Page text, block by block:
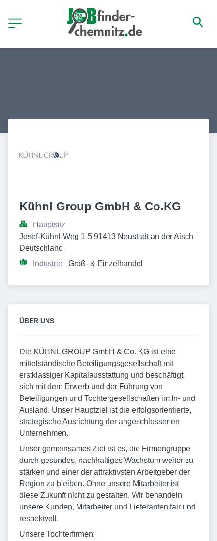
Kühnl Group GmbH & Co.KG
Hauptsitz
Josef-Kühnl-Weg 1-5 91413 Neustadt an der Aisch
Deutschland
Industrie
Groß- & Einzelhandel
ÜBER UNS
Die KÜHNL GROUP GmbH & Co. KG ist eine
mittelständische Beteiligungsgesellschaft mit
erstklassiger Kapitalausstattung und beschäftigt
sich mit dem Erwerb und der Führung von
Beteiligungen und Tochtergesellschaften im In- und
Ausland. Unser Hauptziel ist die erfolgsorientierte,
strategische Ausrichtung der angeschlossenen
Unternehmen.
Unser gemeinsames Ziel ist es, die Firmengruppe
durch gesundes, nachhaltiges Wachstum weiter zu
stärken und einer der attraktivsten Arbeitgeber der
Region zu bleiben. Ohne unsere Mitarbeiter ist
diese Zukunft nicht zu gestalten. Wir behandeln
unsere Kunden, Mitarbeiter und Lieferanten fair und
respektvoll.
Unsere Tochterfirmen: